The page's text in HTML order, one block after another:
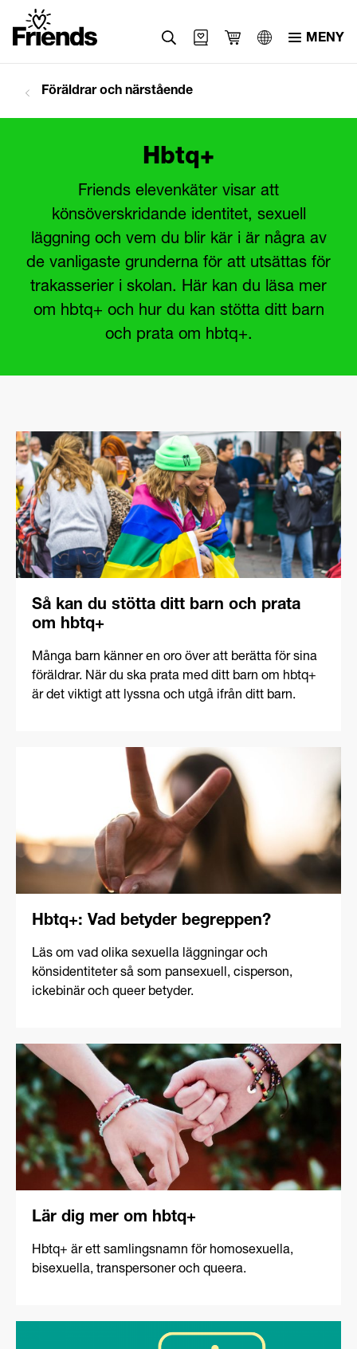
MENY
Föräldrar och närstående
Hbtq+
Friends elevenkäter visar att
könsöverskridande identitet, sexuell
läggning och vem du blir kär i är några av
de vanligaste grunderna för att utsättas för
trakasserier i skolan. Här kan du läsa mer
om hbtq+ och hur du kan stötta ditt barn
och prata om hbtq+.
Så kan du stötta ditt barn och prata
om hbtq+
Många barn känner en oro över att berätta för sina
föräldrar. När du ska prata med ditt barn om hbtq+
är det viktigt att lyssna och utgå ifrån ditt barn.
Hbtq+: Vad betyder begreppen?
Läs om vad olika sexuella läggningar och
könsidentiteter så som pansexuell, cisperson,
ickebinär och queer betyder.
Lär dig mer om hbtq+
Hbtq+ är ett samlingsnamn för homosexuella,
bisexuella, transpersoner och queera.